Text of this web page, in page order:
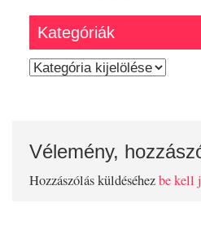
Kategóriák
Kategóriák
Vélemény,
Hozzászólás küldéséhezbe kell